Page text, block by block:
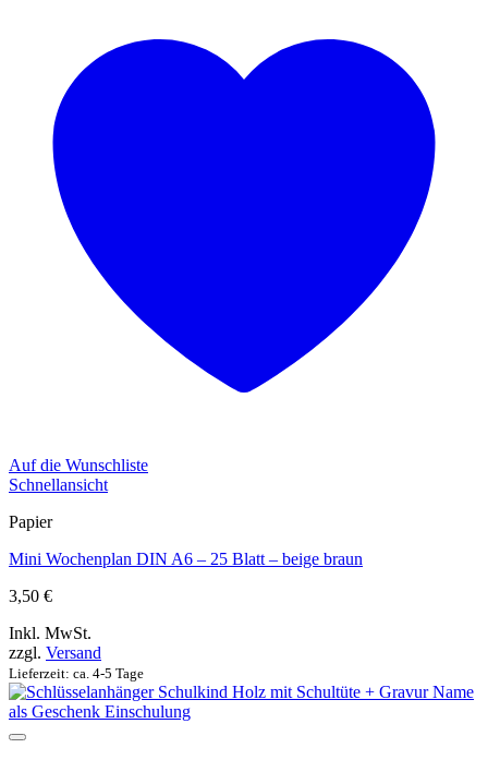
Auf die Wunschliste
Schnellansicht
Papier
Mini Wochenplan DIN A6 – 25 Blatt – beige braun
3,50 €
Inkl. MwSt.
zzgl. Versand
Lieferzeit: ca. 4-5 Tage